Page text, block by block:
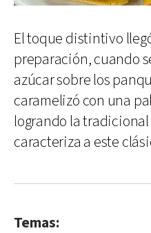
El toque distintivo
preparación, cuando
azúcar sobre los
caramelizó con una
logrando la
caracteriza a este
Temas: